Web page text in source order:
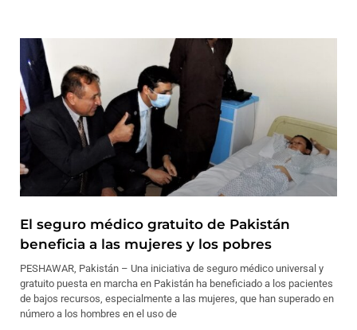
El seguro médico gratuito de Pakistán
beneficia a las mujeres y los pobres
PESHAWAR, Pakistán – Una iniciativa de seguro médico universal y
gratuito puesta en marcha en Pakistán ha beneficiado a los pacientes
de bajos recursos, especialmente a las mujeres, que han superado en
número a los hombres en el uso de